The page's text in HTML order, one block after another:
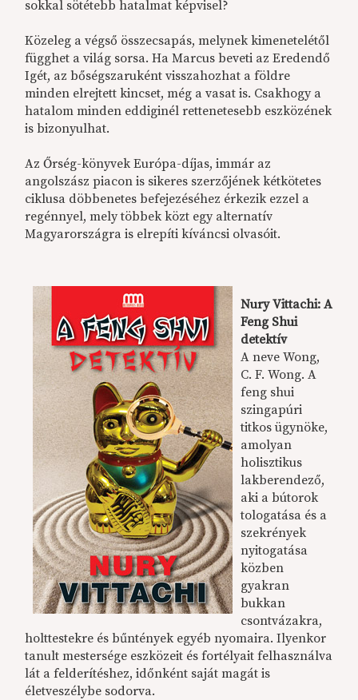
sokkal sötétebb hatalmat képvisel?
Közeleg a végső összecsapás, melynek kimenetelétől
függhet a világ sorsa. Ha Marcus beveti az Eredendő
Igét, az bőségszaruként visszahozhat a földre
minden elrejtett kincset, még a vasat is. Csakhogy a
hatalom minden eddiginél rettenetesebb eszközének
is bizonyulhat.
Az Őrség-könyvek Európa-díjas, immár az
angolszász piacon is sikeres szerzőjének kétkötetes
ciklusa döbbenetes befejezéséhez érkezik ezzel a
regénnyel, mely többek közt egy alternatív
Magyarországra is elrepíti kíváncsi olvasóit.
Nury Vittachi: A
Feng Shui
detektív
A neve Wong,
C. F. Wong. A
feng shui
szingapúri
titkos ügynöke,
amolyan
holisztikus
lakberendező,
aki a bútorok
tologatása és a
szekrények
nyitogatása
közben
gyakran
bukkan
csontvázakra,
holttestekre és bűntények egyéb nyomaira. Ilyenkor
tanult mestersége eszközeit és fortélyait felhasználva
lát a felderítéshez, időnként saját magát is
életveszélybe sodorva.